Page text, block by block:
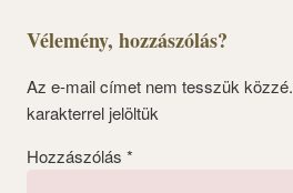
Vélemény, hozzászólás?
Az e-mail címet nem tesszük közzé.
karakterrel jelöltük
Hozzászólás *